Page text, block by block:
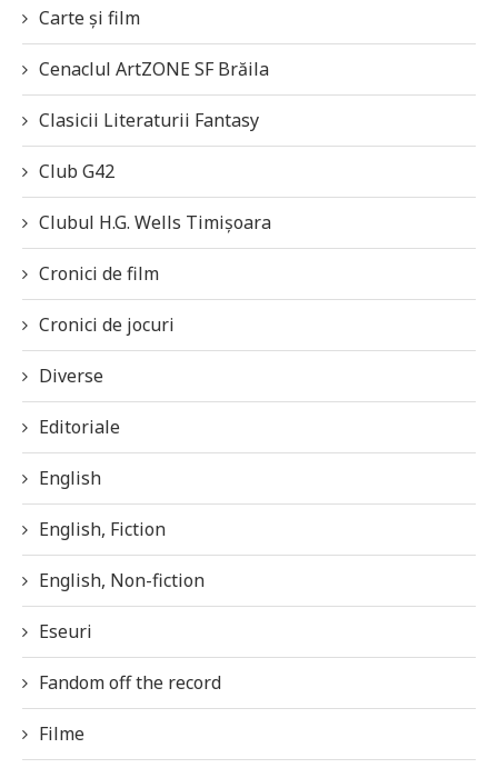
Carte și film
Cenaclul ArtZONE SF Brăila
Clasicii Literaturii Fantasy
Club G42
Clubul H.G. Wells Timișoara
Cronici de film
Cronici de jocuri
Diverse
Editoriale
English
English, Fiction
English, Non-fiction
Eseuri
Fandom off the record
Filme